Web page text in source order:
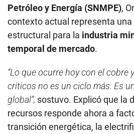
Petróleo y Energía (SNMPE),
contexto actual representa
estructural para la industria
temporal de mercado.
“Lo que ocurre hoy con el cobre
críticos no es un ciclo más. Es
global”, sostuvo. Explicó que la
recursos responde ahora a
transición energética, la